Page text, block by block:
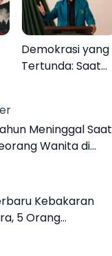
Demokrasi yang
Tertunda: Saat
Meninggal Saat
Wanita di
Kebakaran
5 Orang
Tewas